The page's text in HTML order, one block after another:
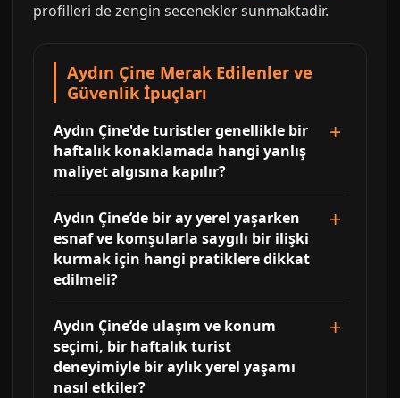
profilleri de zengin secenekler sunmaktadir.
Aydın Çine Merak Edilenler ve
Güvenlik İpuçları
Aydın Çine'de turistler genellikle bir
haftalık konaklamada hangi yanlış
maliyet algısına kapılır?
Aydın Çine’de bir ay yerel yaşarken
esnaf ve komşularla saygılı bir ilişki
kurmak için hangi pratiklere dikkat
edilmeli?
Aydın Çine’de ulaşım ve konum
seçimi, bir haftalık turist
deneyimiyle bir aylık yerel yaşamı
nasıl etkiler?